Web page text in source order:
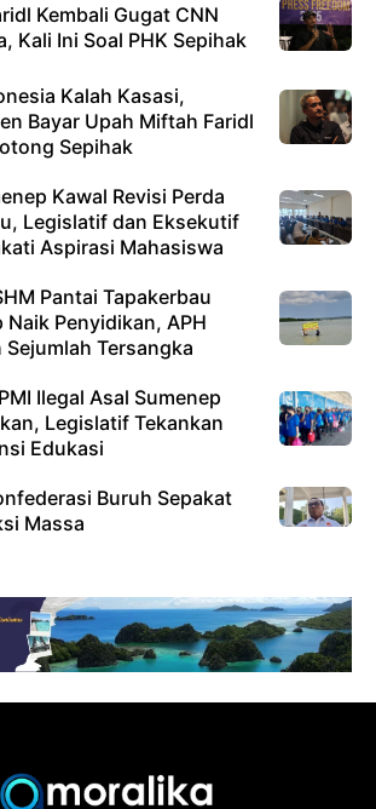
Kembali Gugat CNN
Kali Ini Soal PHK Sepihak
Kalah Kasasi,
Bayar Upah Miftah Faridl
Sepihak
Kawal Revisi Perda
Legislatif dan Eksekutif
Aspirasi Mahasiswa
Pantai Tapakerbau
Naik Penyidikan, APH
Sejumlah Tersangka
Ilegal Asal Sumenep
Legislatif Tekankan
Edukasi
Buruh Sepakat
Massa